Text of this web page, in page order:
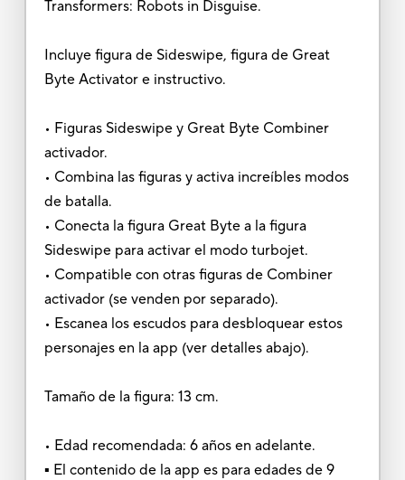
Transformers: Robots in Disguise.
Incluye figura de Sideswipe, figura de Great
Byte Activator e instructivo.
• Figuras Sideswipe y Great Byte Combiner
activador.
• Combina las figuras y activa increíbles modos
de batalla.
• Conecta la figura Great Byte a la figura
Sideswipe para activar el modo turbojet.
• Compatible con otras figuras de Combiner
activador (se venden por separado).
• Escanea los escudos para desbloquear estos
personajes en la app (ver detalles abajo).
Tamaño de la figura: 13 cm.
• Edad recomendada: 6 años en adelante.
▪ El contenido de la app es para edades de 9